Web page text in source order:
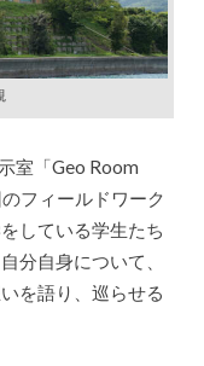
室「Geo Room
フィールドワーク
している学生たち
分自身について、
を語り、巡らせる